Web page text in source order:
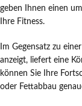
geben Ihnen einen
Ihre Fitness.
Im Gegensatz zu
anzeigt, liefert eine
können Sie Ihre
oder Fettabbau